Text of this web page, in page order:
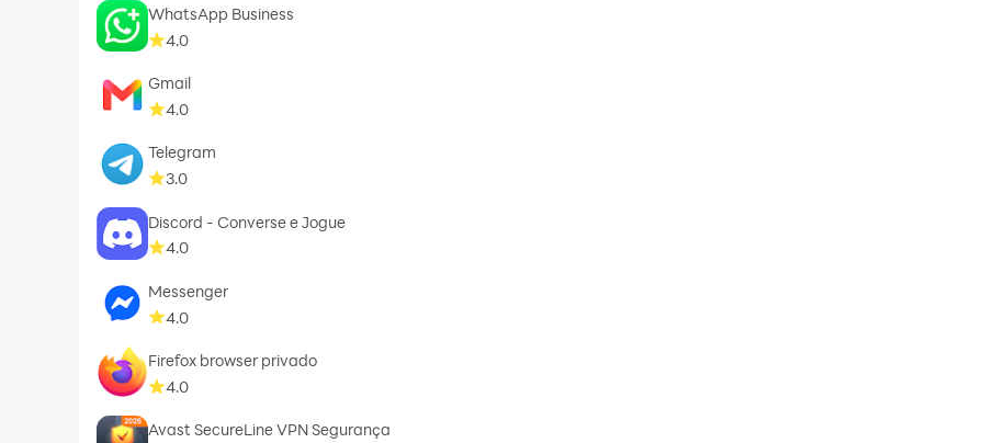
WhatsApp Business
4.0
Gmail
4.0
Telegram
3.0
Discord - Converse e Jogue
4.0
Messenger
4.0
Firefox browser privado
4.0
Avast SecureLine VPN Segurança